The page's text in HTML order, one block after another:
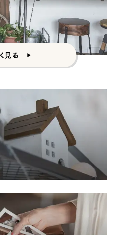
ヴィンテージ
見る